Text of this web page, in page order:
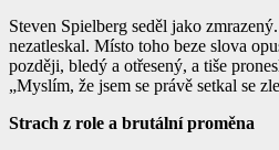
Steven Spielberg seděl jako
nezatleskal. Místo toho beze slova
později, bledý a otřesený, a tiše
„Myslím, že jsem se právě setkal se
Strach z role a brutální proměna